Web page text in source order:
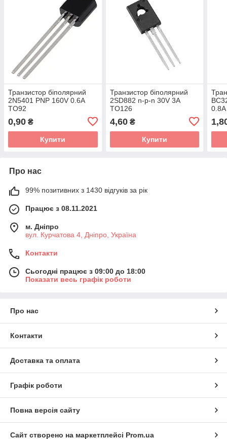
Транзистор біполярний
2N5401 PNP 160V 0.6A
TO92
0,90 ₴
Купити
Транзистор біполярний
2SD882 n-p-n 30V 3A
TO126
4,60₴
Купити
Про нас
99% позитивних з 1430 відгуків за рік
Працює з 08.11.2021
м. Дніпро
вул. Курчатова 4, Дніпро, Україна
Контакти
Сьогодні працює з 09:00 до 18:00
Показати весь графік роботи
Про нас
Контакти
Доставка та оплата
Графік роботи
Повна версія сайту
Сайт створено на маркетплейсі Prom.ua